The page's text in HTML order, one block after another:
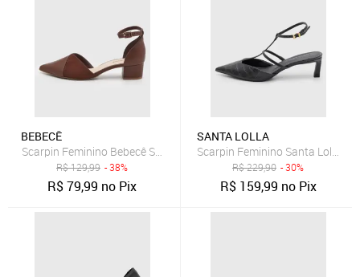
BEBECÊ
Scarpin Feminino Bebecê Salto Bloco Bico Fino Marrom
R$129,99 - 38%
R$79,99 no Pix
SANTA LOLLA
Scarpin Feminino Santa Lolla
R$229,90 - 30%
R$ 159,99 no Pix